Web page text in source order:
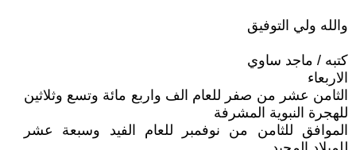
والله ولي التوفيق
كتبه / ماجد ساوي
الاربعاء
الثامن عشر من صفر للعام الف واربع مائة وتسع وثلاثين
للهجرة النبوية المشرفة
الموافق للثامن من نوفمبر للعام الفيد وسبعة عشر